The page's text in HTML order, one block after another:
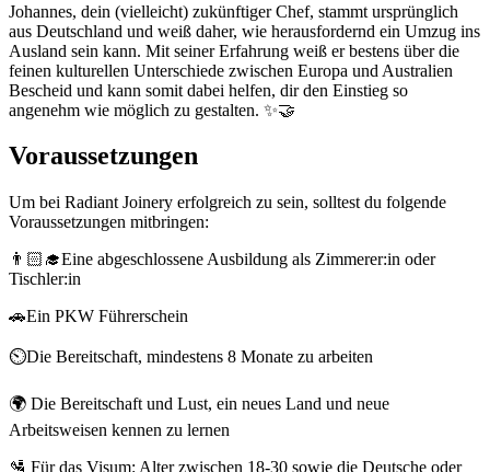
Johannes, dein (vielleicht) zukünftiger Chef, stammt ursprünglich
aus Deutschland und weiß daher, wie herausfordernd ein Umzug ins
Ausland sein kann. Mit seiner Erfahrung weiß er bestens über die
feinen kulturellen Unterschiede zwischen Europa und Australien
Bescheid und kann somit dabei helfen, dir den Einstieg so
angenehm wie möglich zu gestalten. ✨🤝
Voraussetzungen
Um bei Radiant Joinery erfolgreich zu sein, solltest du folgende
Voraussetzungen mitbringen:
👨🏻‍🎓Eine abgeschlossene Ausbildung als Zimmerer:in oder
Tischler:in
🚗Ein PKW Führerschein
⏲️Die Bereitschaft, mindestens 8 Monate zu arbeiten
🌍 Die Bereitschaft und Lust, ein neues Land und neue
Arbeitsweisen kennen zu lernen
🛂 Für das Visum: Alter zwischen 18-30 sowie die Deutsche oder